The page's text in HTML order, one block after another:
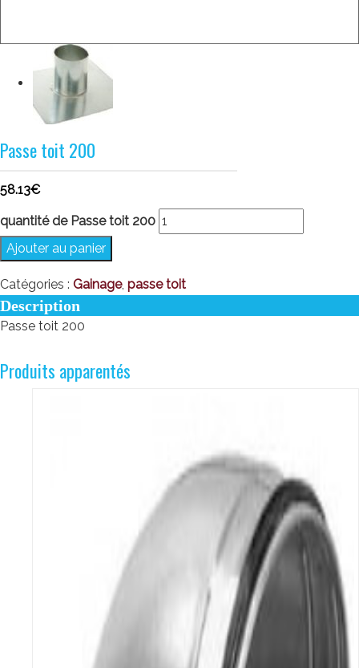
Passe toit 200
58.13€
quantité de Passe toit 200
Ajouter au panier
Catégories : Gainage, passe toit
Description
Passe toit 200
Produits apparentés